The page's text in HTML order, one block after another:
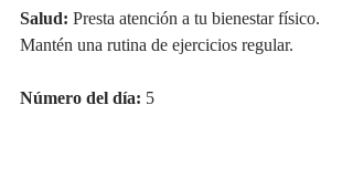
Salud: Presta atención a tu bienestar físico.
Mantén una rutina de ejercicios regular.
Número del día: 5